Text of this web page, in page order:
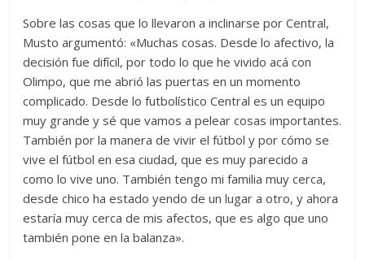
Sobre las cosas que lo llevaron a inclinarse por Central,
Musto argumentó: «Muchas cosas. Desde lo afectivo, la
decisión fue difícil, por todo lo que he vivido acá con
Olimpo, que me abrió las puertas en un momento
complicado. Desde lo futbolístico Central es un equipo
muy grande y sé que vamos a pelear cosas importantes.
También por la manera de vivir el fútbol y por cómo se
vive el fútbol en esa ciudad, que es muy parecido a
como lo vive uno. También tengo mi familia muy cerca,
desde chico ha estado yendo de un lugar a otro, y ahora
estaría muy cerca de mis afectos, que es algo que uno
también pone en la balanza».